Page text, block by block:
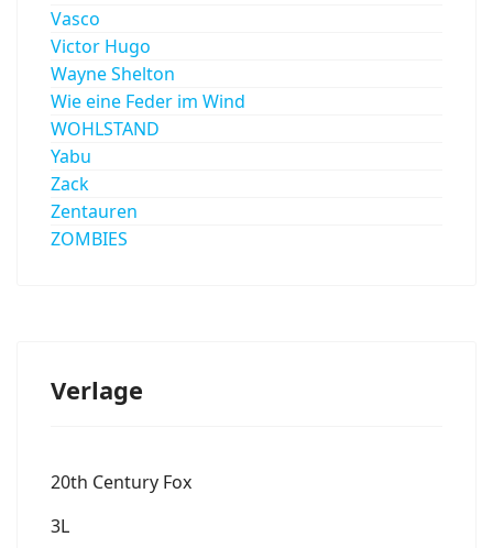
Vasco
Victor Hugo
Wayne Shelton
Wie eine Feder im Wind
WOHLSTAND
Yabu
Zack
Zentauren
ZOMBIES
Verlage
20th Century Fox
3L